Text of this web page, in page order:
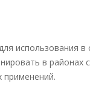
использования
в
применений.